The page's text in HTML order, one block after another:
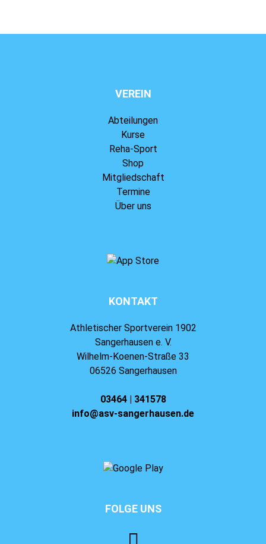
VEREIN
Abteilungen
Kurse
Reha-Sport
Shop
Mitgliedschaft
Termine
Über uns
KONTAKT
Athletischer Sportverein 1902
Sangerhausen e. V.
Wilhelm-Koenen-Straße 33
06526 Sangerhausen
03464 | 341578
info@asv-sangerhausen.de
FOLGE UNS